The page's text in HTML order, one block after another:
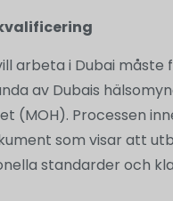
arbeta i Dubai måste
av Dubais
(MOH). Processen
som visar att
standarder och